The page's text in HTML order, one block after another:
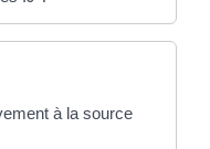
à la source